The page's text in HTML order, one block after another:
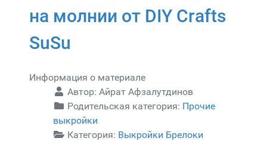
на молнии от DIY Crafts
SuSu
Информация о материале
Автор: Айрат Афзалутдинов
Родительская категория: Прочие
выкройки
Категория: Выкройки Брелоки